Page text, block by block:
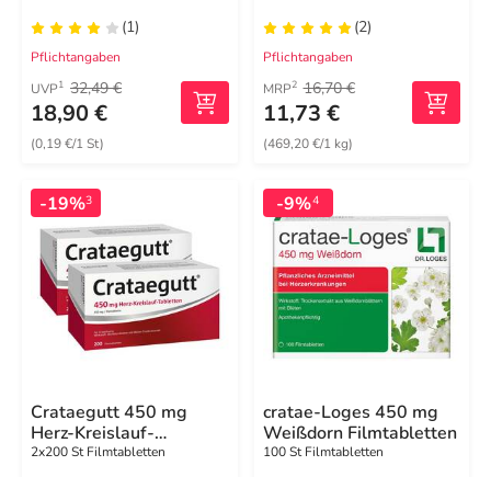
(1)
Pflichtangaben
UVP1 32,49 €
18,90 €
(0,19 €/1 St)
(2)
Pflichtangaben
MRP2 16,70 €
11,73 €
(469,20 €/1 kg)
-19%3
Crataegutt 450 mg
Herz-Kreislauf-
Tabletten
2x200 St Filmtabletten
-9%4
cratae-Loges 450 mg
Weißdorn Filmtabletten
100 St Filmtabletten